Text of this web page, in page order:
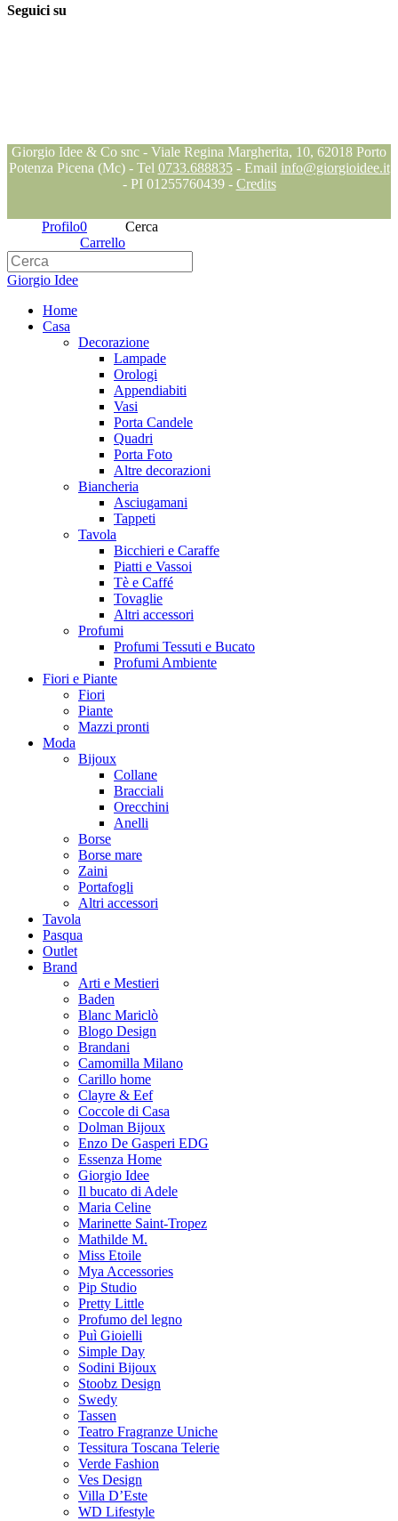
Seguici su
Giorgio Idee & Co snc - Viale Regina Margherita, 10, 62018 Porto
Potenza Picena (Mc) - Tel 0733.688835- Email info@giorgioidee.it
- PI 01255760439 - Credits
Profilo0
Carrello
Cerca
Giorgio Idee
Home
Casa
Decorazione
Lampade
Orologi
Appendiabiti
Vasi
Porta Candele
Quadri
Porta Foto
Altre decorazioni
Biancheria
Asciugamani
Tappeti
Tavola
Bicchieri e Caraffe
Piatti e Vassoi
Tè e Caffé
Tovaglie
Altri accessori
Profumi
Profumi Tessuti e Bucato
Profumi Ambiente
Fiori e Piante
Fiori
Piante
Mazzi pronti
Moda
Bijoux
Collane
Bracciali
Orecchini
Anelli
Borse
Borse mare
Zaini
Portafogli
Altri accessori
Tavola
Pasqua
Outlet
Brand
Arti e Mestieri
Baden
Blanc Mariclò
Blogo Design
Brandani
Camomilla Milano
Carillo home
Clayre & Eef
Coccole di Casa
Dolman Bijoux
Enzo De Gasperi EDG
Essenza Home
Giorgio Idee
Il bucato di Adele
Maria Celine
Marinette Saint-Tropez
Mathilde M.
Miss Etoile
Mya Accessories
Pip Studio
Pretty Little
Profumo del legno
Puì Gioielli
Simple Day
Sodini Bijoux
Stoobz Design
Swedy
Tassen
Teatro Fragranze Uniche
Tessitura Toscana Telerie
Verde Fashion
Ves Design
Villa D’Este
WD Lifestyle